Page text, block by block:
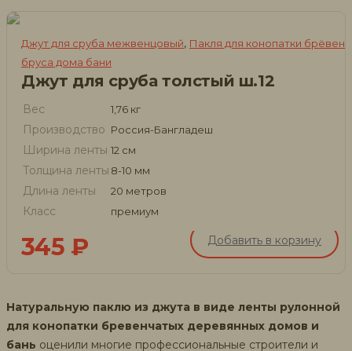
Джут для сруба межвенцовый, Пакля для конопатки брёвен
бруса дома бани
Джут для сруба толстый ш.12
Вес 1,76 кг
Производство Россия-Бангладеш
Ширина ленты 12 см
Толщина ленты 8-10 мм
Длина ленты 20 метров
Класс премиум
345 ₽ Добавить в корзину
Натуральную паклю из джута в виде ленты рулонной
для конопатки бревенчатых деревянных домов и
бань оценили многие профессиональные строители и